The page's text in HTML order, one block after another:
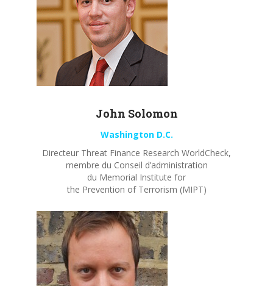
John Solomon
Washington D.C.
Directeur Threat Finance Research WorldCheck,
membre du Conseil d’administration
du Memorial Institute for
the Prevention of Terrorism (MIPT)